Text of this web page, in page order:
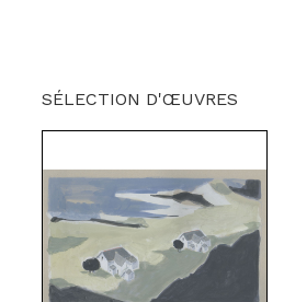
SÉLECTION D'ŒUVRES